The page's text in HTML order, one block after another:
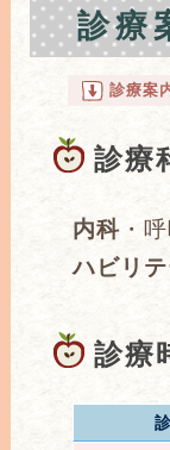
診療
診療案
診療
内科 ・
ハビリ
診療